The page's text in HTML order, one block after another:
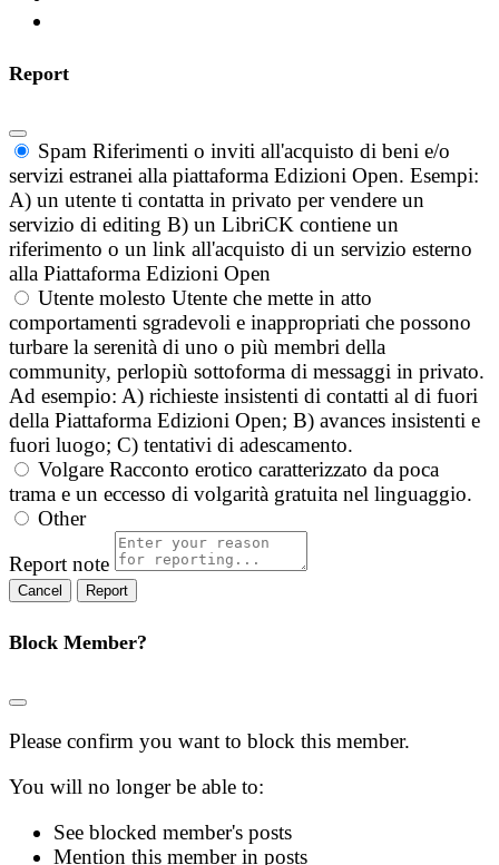
Report
Spam Riferimenti o inviti all'acquisto di beni e/o
servizi estranei alla piattaforma Edizioni Open. Esempi:
A) un utente ti contatta in privato per vendere un
servizio di editing B) un LibriCK contiene un
riferimento o un link all'acquisto di un servizio esterno
alla Piattaforma Edizioni Open
Utente molesto Utente che mette in atto
comportamenti sgradevoli e inappropriati che possono
turbare la serenità di uno o più membri della
community, perlopiù sottoforma di messaggi in privato.
Ad esempio: A) richieste insistenti di contatti al di fuori
della Piattaforma Edizioni Open; B) avances insistenti e
fuori luogo; C) tentativi di adescamento.
Volgare Racconto erotico caratterizzato da poca
trama e un eccesso di volgarità gratuita nel linguaggio.
Other
Report note
Report
Block Member?
Please confirm you want to block this member.
You will no longer be able to:
See blocked member's posts
Mention this member in posts